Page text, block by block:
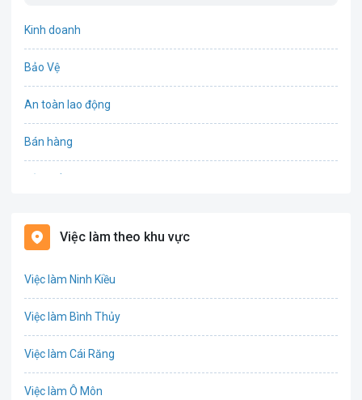
Kinh doanh
Bảo Vệ
An toàn lao động
Bán hàng
Biên phiên dịch
Việc làm theo khu vực
Việc làm Ninh Kiều
Việc làm Bình Thủy
Việc làm Cái Răng
Việc làm Ô Môn